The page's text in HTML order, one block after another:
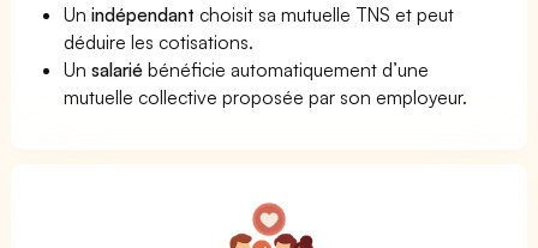
Unindépendant choisit sa mutuelle TNS et peut
déduire les cotisations.
Unsalarié bénéficie automatiquement d’une
mutuelle collective proposée par son employeur.